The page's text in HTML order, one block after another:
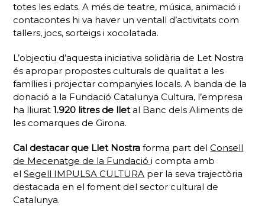
totes les edats. A més de teatre, música, animació i
contacontes hi va haver un ventall d’activitats com
tallers, jocs, sorteigs i xocolatada.
L’objectiu d’aquesta iniciativa solidària de Let Nostra
és apropar propostes culturals de qualitat a les
famílies i projectar companyies locals. A banda de la
donació a la Fundació Catalunya Cultura, l’empresa
ha lliurat1.920 litres de lletal Banc dels Aliments de
les comarques de Girona.
Cal destacar que Llet Nostra forma part delConsell
de Mecenatge de la Fundaciói compta amb
elSegell IMPULSA CULTURA per la seva trajectòria
destacada en el foment del sector cultural de
Catalunya.